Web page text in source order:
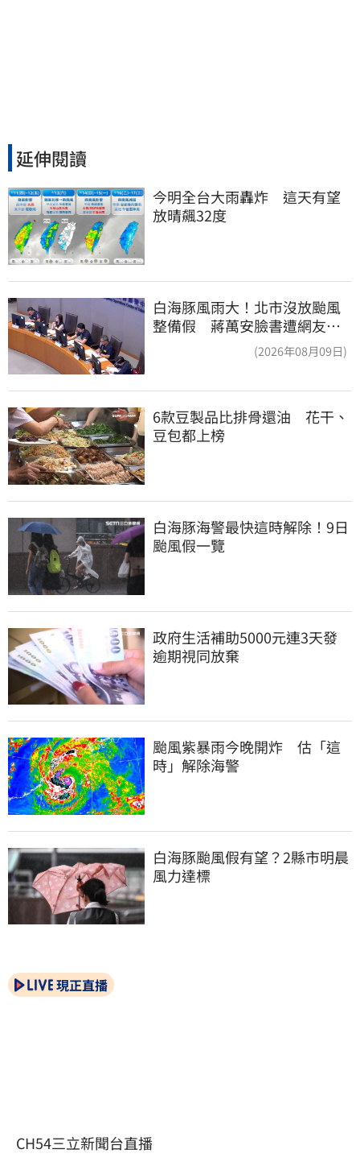
延伸閱讀
今明全台大雨轟炸　這天有望
放晴飆32度
白海豚風雨大！北市沒放颱風
整備假 蔣萬安臉書遭網友灌
(2026年08月09日)
6款豆製品比排骨還油　花干、
豆包都上榜
白海豚海警最快這時解除！9日
颱風假一覽
政府生活補助5000元連3天發
逾期視同放棄
颱風紫暴雨今晚開炸　估「這
時」解除海警
白海豚颱風假有望？2縣市明晨
風力達標
現正直播
CH54三立新聞台直播